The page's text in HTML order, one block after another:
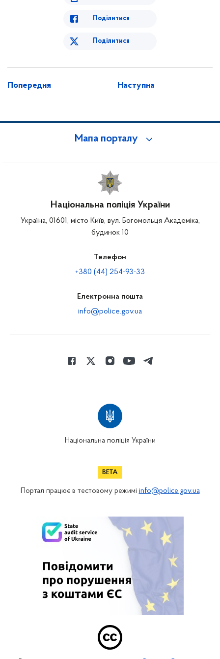
Поділитися
Поділитися
Попередня Наступна
Мапа порталу
Національна поліція України
Україна, 01601, місто Київ, вул. Богомольця Академіка,
будинок 10
Телефон
+380 (44) 254-93-33
Електронна пошта
info@police.gov.ua
Національна поліція України
Портал працює в тестовому режимі info@police.gov.ua